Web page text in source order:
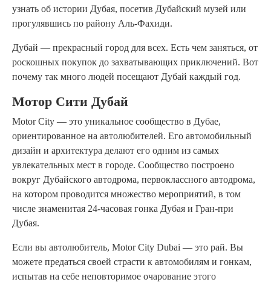
узнать об истории Дубая, посетив Дубайский музей или
прогулявшись по району Аль-Фахиди.
Дубай — прекрасный город для всех. Есть чем заняться, от
роскошных покупок до захватывающих приключений. Вот
почему так много людей посещают Дубай каждый год.
Мотор Сити Дубай
Motor City — это уникальное сообщество в Дубае,
ориентированное на автолюбителей. Его автомобильный
дизайн и архитектура делают его одним из самых
увлекательных мест в городе. Сообщество построено
вокруг Дубайского автодрома, первоклассного автодрома,
на котором проводится множество мероприятий, в том
числе знаменитая 24-часовая гонка Дубая и Гран-при
Дубая.
Если вы автолюбитель, Motor City Dubai — это рай. Вы
можете предаться своей страсти к автомобилям и гонкам,
испытав на себе неповторимое очарование этого